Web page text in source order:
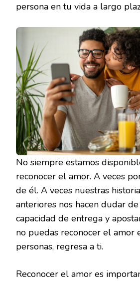
persona en tu vida a largo
No siempre estamos
reconocer el amor. A veces
de él. A veces nuestras
anteriores nos hacen dudar
capacidad de entrega y
no puedas reconocer el amor
personas, regresa a ti.
Reconocer el amor es